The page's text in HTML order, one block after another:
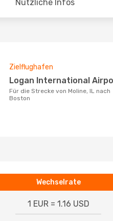
Nützliche Infos
Zielflughafen
Logan International
Für die Strecke von Moline, IL nach
Boston
Wechselrate
1 EUR = 1.16 USD